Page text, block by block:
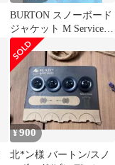
BURTON スノーボード
ジャケット M Service
Anorak
¥900
北*ン様 バートン/スノ